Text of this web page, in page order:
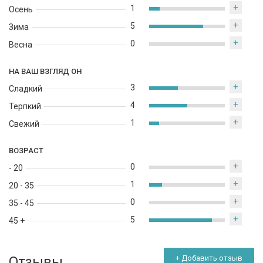
Осень
Зима
Весна
1 +
5 +
0 +
НА ВАШ ВЗГЛЯД ОН
Сладкий
Терпкий
Свежий
3 +
4 +
1 +
ВОЗРАСТ
- 20
20 - 35
35 - 45
45 +
0 +
1 +
0 +
5 +
+ Добавить отзыв